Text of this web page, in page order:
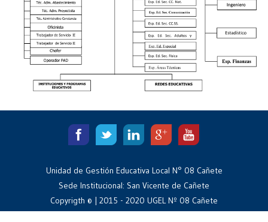
Unidad de Gestión Educativa Local N° 08 Cañete
Sede Institucional: San Vicente de Cañete
Copyrigth © | 2015 - 2020 UGEL Nº 08 Cañete